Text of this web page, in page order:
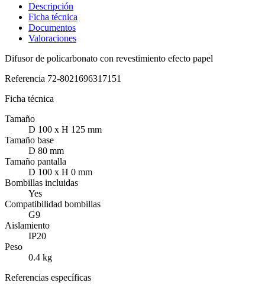
Descripción
Ficha técnica
Documentos
Valoraciones
Difusor de policarbonato con revestimiento efecto papel
Referencia 72-8021696317151
Ficha técnica
Tamaño
D 100 x H 125 mm
Tamaño base
D 80 mm
Tamaño pantalla
D 100 x H 0 mm
Bombillas incluidas
Yes
Compatibilidad bombillas
G9
Aislamiento
IP20
Peso
0.4 kg
Referencias específicas